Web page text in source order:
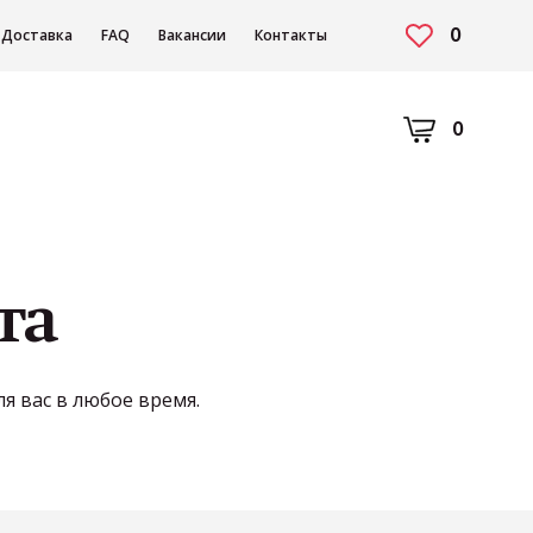
Доставка FAQ Вакансии Контакты 0
0
вас в любое время.